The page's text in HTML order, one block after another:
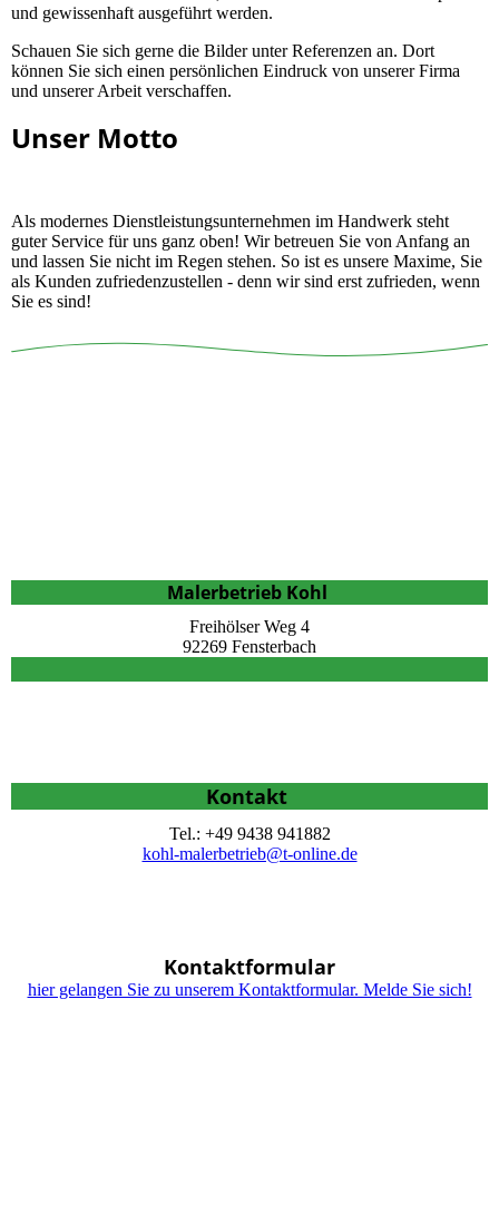
und gewissenhaft ausgeführt werden.
Schauen Sie sich gerne die Bilder unter Referenzen an. Dort
können Sie sich einen persönlichen Eindruck von unserer Firma
und unserer Arbeit verschaffen.
Unser Motto
Als modernes Dienstleistungsunternehmen im Handwerk steht
guter Service für uns ganz oben! Wir betreuen Sie von Anfang an
und lassen Sie nicht im Regen stehen. So ist es unsere Maxime, Sie
als Kunden zufriedenzustellen - denn wir sind erst zufrieden, wenn
Sie es sind!
Malerbetrieb Kohl
Freihölser Weg 4
92269 Fensterbach
Kontakt
Tel.: +49 9438 941882
kohl-malerbetrieb@t-online.de
Kontaktformular
hier gelangen Sie zu unserem Kontaktformular. Melde Sie sich!